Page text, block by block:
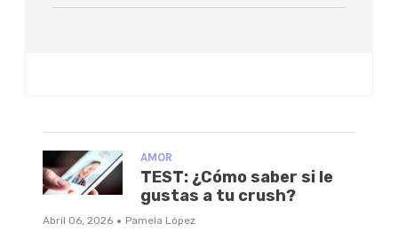
AMOR
TEST: ¿Cómo saber si le
gustas a tu crush?
Abril 06, 2026 · Pamela López